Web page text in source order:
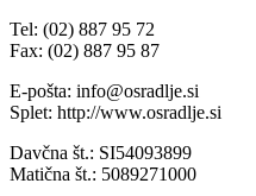
Tel: (02) 887 95 72
Fax: (02) 887 95 87
E-pošta: info@osradlje.si
Splet: http://www.osradlje.si
Davčna št.: SI54093899
Matična št.: 5089271000